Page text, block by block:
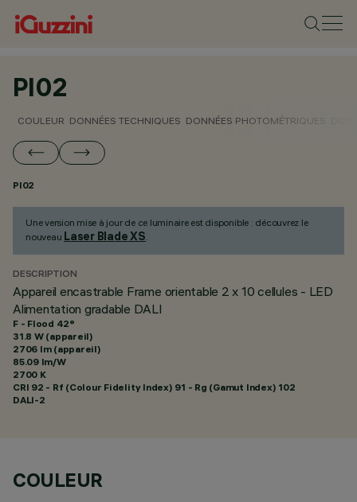
PI02
COULEUR DONNÉES TECHNIQUES DONNÉES PHOTOMÉTRIQUES
PI02
Une version mise à jour de ce luminaire est disponible : découvrez le
nouveau Laser Blade XS.
DESCRIPTION
Appareil encastrable Frame orientable 2 x 10 cellules - LED
Alimentation gradable DALI
F - Flood 42°
31.8 W (appareil)
2706 lm (appareil)
85.09 lm/W
2700 K
CRI 92 - Rf (Colour Fidelity Index) 91 - Rg (Gamut Index) 102
DALI-2
COULEUR